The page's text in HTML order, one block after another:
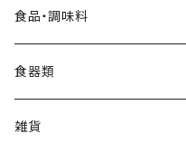
食品・調味料
食器類
雑貨